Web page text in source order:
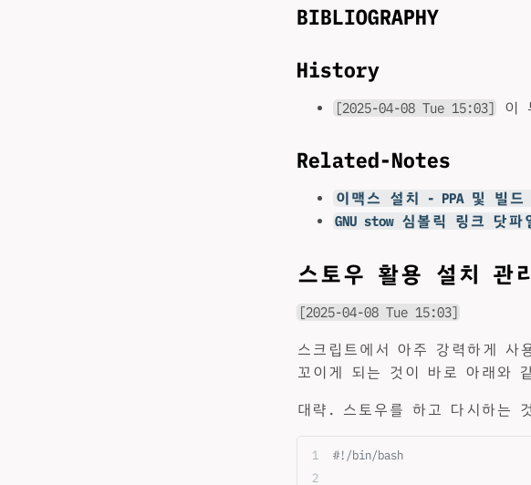
BIBLIOGRAPHY
History
[2025-04-08 Tue 15:03] 이
Related-Notes
이맥스 설치 - PPA 및 빌드
GNU stow 심볼릭 링크 닷
스토우 활용 설치 관
[2025-04-08 Tue 15:03]
스크립트에서 아주 강력하게
꼬이게 되는 것이 바로 아래와
대략. 스토우를 하고 다시하는 것
#!/bin/bash